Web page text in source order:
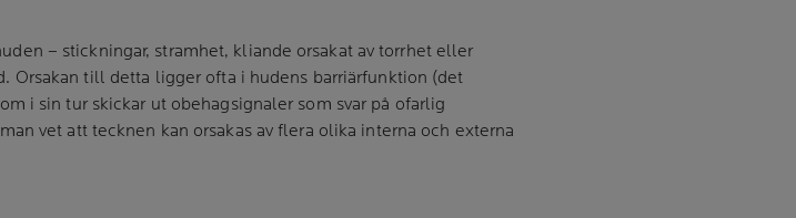
– stickningar, stramhet, kliande orsakat av torrhet eller
Orsakan till detta ligger ofta i hudens barriärfunktion (det
i sin tur skickar ut obehagsignaler som svar på ofarlig
vet att tecknen kan orsakas av flera olika interna och externa